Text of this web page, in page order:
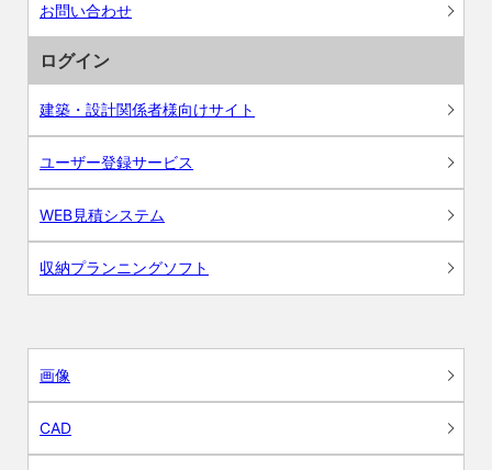
お問い合わせ
ログイン
建築・設計関係者様向けサイト
ユーザー登録サービス
WEB見積システム
収納プランニングソフト
画像
CAD